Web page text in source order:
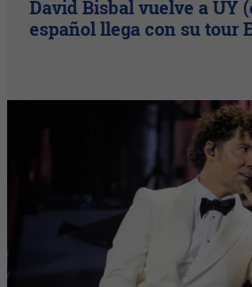
David Bisbal vuelve a UY
español llega con su tour